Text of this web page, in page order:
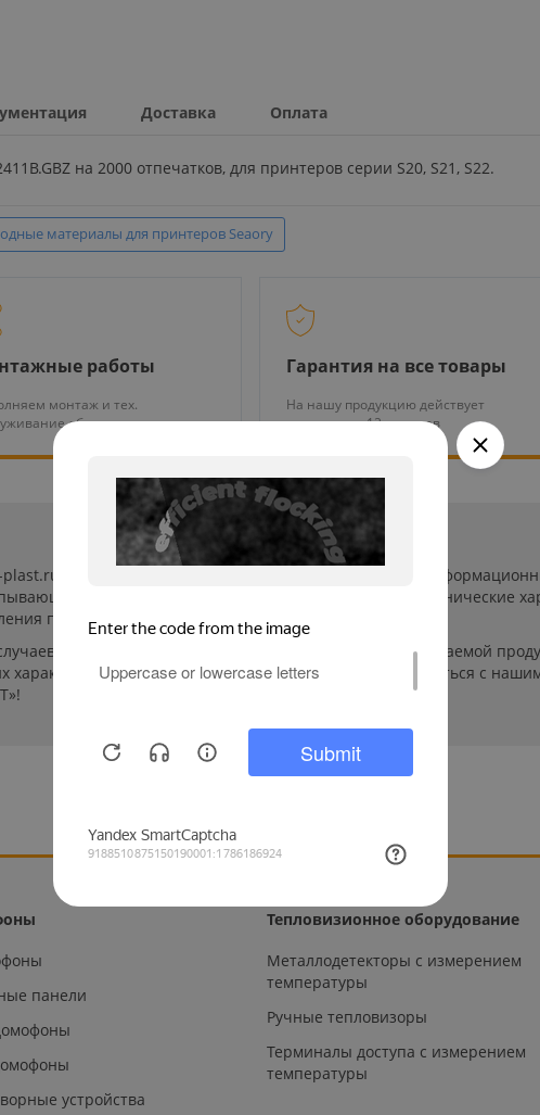
Доставка Оплата
на 2000 отпечатков, для принтеров серии S20, S21, S22.
материалы для принтеров Seaory
работы
монтаж и тех.
оборудования
Гарантия на все товары
На нашу продукцию действует
гарантия от 12 месяцев
(далее «сайт») сведения носят исключительно
Указанные на сайте цены, комплектации и технические
пользователей сайта.
производители могут изменить параметры выпускаемой
и стоимости товаров необходимо связаться с
панели
устройства
Тепловизионное оборудование
Металлодетекторы с измерением
температуры
Ручные тепловизоры
Терминалы доступа с измерением
температуры